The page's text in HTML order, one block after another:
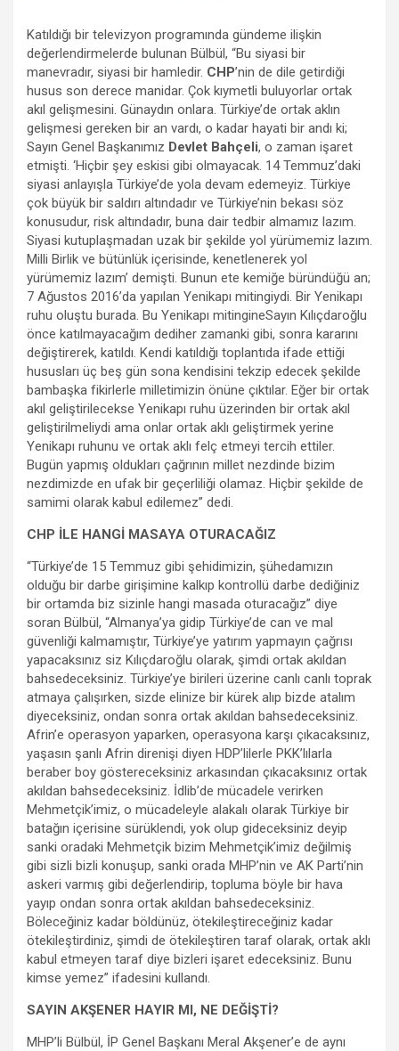
Katıldığı bir televizyon programında gündeme ilişkin
değerlendirmelerde bulunan Bülbül, “Bu siyasi bir
manevradır, siyasi bir hamledir. CHP’nin de dile getirdiği
husus son derece manidar. Çok kıymetli buluyorlar ortak
akıl gelişmesini. Günaydın onlara. Türkiye’de ortak aklın
gelişmesi gereken bir an vardı, o kadar hayati bir andı ki;
Sayın Genel Başkanımız Devlet Bahçeli, o zaman işaret
etmişti. ‘Hiçbir şey eskisi gibi olmayacak. 14 Temmuz’daki
siyasi anlayışla Türkiye’de yola devam edemeyiz. Türkiye
çok büyük bir saldırı altındadır ve Türkiye’nin bekası söz
konusudur, risk altındadır, buna dair tedbir almamız lazım.
Siyasi kutuplaşmadan uzak bir şekilde yol yürümemiz lazım.
Milli Birlik ve bütünlük içerisinde, kenetlenerek yol
yürümemiz lazım’ demişti. Bunun ete kemiğe büründüğü an;
7 Ağustos 2016’da yapılan Yenikapı mitingiydi. Bir Yenikapı
ruhu oluştu burada. Bu Yenikapı mitingineSayın Kılıçdaroğlu
önce katılmayacağım dediher zamanki gibi, sonra kararını
değiştirerek, katıldı. Kendi katıldığı toplantıda ifade ettiği
hususları üç beş gün sona kendisini tekzip edecek şekilde
bambaşka fikirlerle milletimizin önüne çıktılar. Eğer bir ortak
akıl geliştirilecekse Yenikapı ruhu üzerinden bir ortak akıl
geliştirilmeliydi ama onlar ortak aklı geliştirmek yerine
Yenikapı ruhunu ve ortak aklı felç etmeyi tercih ettiler.
Bugün yapmış oldukları çağrının millet nezdinde bizim
nezdimizde en ufak bir geçerliliği olamaz. Hiçbir şekilde de
samimi olarak kabul edilemez” dedi.
CHP İLE HANGİ MASAYA OTURACAĞIZ
“Türkiye’de 15 Temmuz gibi şehidimizin, şühedamızın
olduğu bir darbe girişimine kalkıp kontrollü darbe dediğiniz
bir ortamda biz sizinle hangi masada oturacağız” diye
soran Bülbül, “Almanya’ya gidip Türkiye’de can ve mal
güvenliği kalmamıştır, Türkiye’ye yatırım yapmayın çağrısı
yapacaksınız siz Kılıçdaroğlu olarak, şimdi ortak akıldan
bahsedeceksiniz. Türkiye’ye birileri üzerine canlı canlı toprak
atmaya çalışırken, sizde elinize bir kürek alıp bizde atalım
diyeceksiniz, ondan sonra ortak akıldan bahsedeceksiniz.
Afrin’e operasyon yaparken, operasyona karşı çıkacaksınız,
yaşasın şanlı Afrin direnişi diyen HDP’lilerle PKK’lılarla
beraber boy göstereceksiniz arkasından çıkacaksınız ortak
akıldan bahsedeceksiniz. İdlib’de mücadele verirken
Mehmetçik’imiz, o mücadeleyle alakalı olarak Türkiye bir
batağın içerisine sürüklendi, yok olup gideceksiniz deyip
sanki oradaki Mehmetçik bizim Mehmetçik’imiz değilmiş
gibi sizli bizli konuşup, sanki orada MHP’nin ve AK Parti’nin
askeri varmış gibi değerlendirip, topluma böyle bir hava
yayıp ondan sonra ortak akıldan bahsedeceksiniz.
Böleceğiniz kadar böldünüz, ötekileştireceğiniz kadar
ötekileştirdiniz, şimdi de ötekileştiren taraf olarak, ortak aklı
kabul etmeyen taraf diye bizleri işaret edeceksiniz. Bunu
kimse yemez” ifadesini kullandı.
SAYIN AKŞENER HAYIR MI, NE DEĞİŞTİ?
MHP’li Bülbül, İP Genel Başkanı Meral Akşener’e de aynı